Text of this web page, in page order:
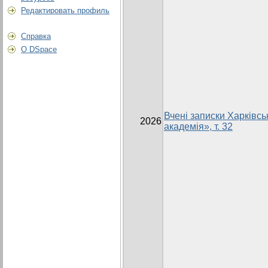
Редактировать профиль
Справка
О DSpace
2026
Вчені записки
академія», т. 32